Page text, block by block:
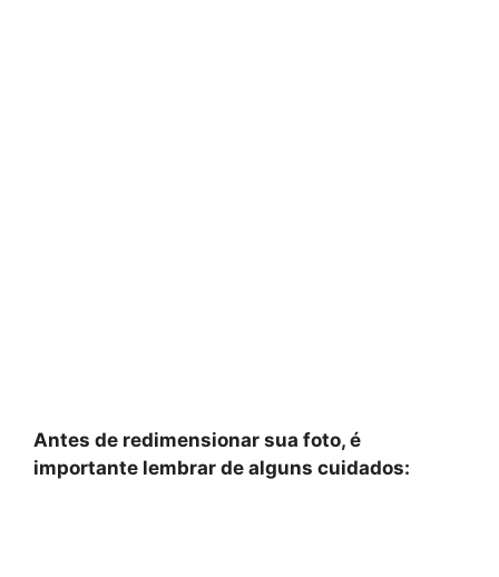
Antes de redimensionar sua foto, é
importante lembrar de alguns cuidados: